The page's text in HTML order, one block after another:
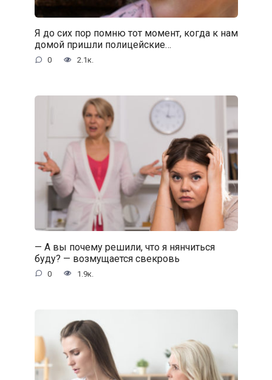
Я до сих пор помню тот момент, когда к нам
домой пришли полицейские…
0 2.1к.
— А вы почему решили, что я нянчиться
буду? — возмущается свекровь
0 1.9к.